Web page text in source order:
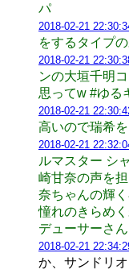
パ
2018-02-21
をするタイプ
2018-02-21
ンの大垣千明
思ってw #ゆる
2018-02-21
高いので瑞希
2018-02-21
ルマスター シ
崎甘奈の声を
奈ちゃんの輝
憧れのきらめ
デューサーさ
2018-02-21
か、サンドリ